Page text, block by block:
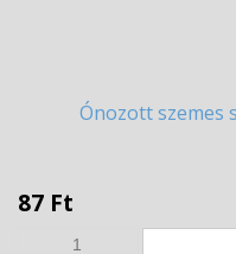
Ónozottszemes
87 Ft